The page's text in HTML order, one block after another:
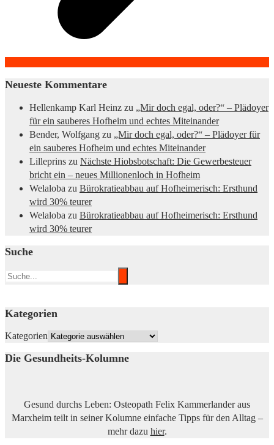
Neueste Kommentare
Hellenkamp Karl Heinz zu „Mir doch egal, oder?“ – Plädoyer
für ein sauberes Hofheim und echtes Miteinander
Bender, Wolfgang zu „Mir doch egal, oder?“ – Plädoyer für
ein sauberes Hofheim und echtes Miteinander
Lilleprins zu Nächste Hiobsbotschaft: Die Gewerbesteuer
bricht ein – neues Millionenloch in Hofheim
Welaloba zu Bürokratieabbau auf Hofheimerisch: Ersthund
wird 30% teurer
Welaloba zu Bürokratieabbau auf Hofheimerisch: Ersthund
wird 30% teurer
Suche
Kategorien
Kategorien
Die Gesundheits-Kolumne
Gesund durchs Leben: Osteopath Felix Kammerlander aus
Marxheim teilt in seiner Kolumne einfache Tipps für den Alltag –
mehr dazu hier.